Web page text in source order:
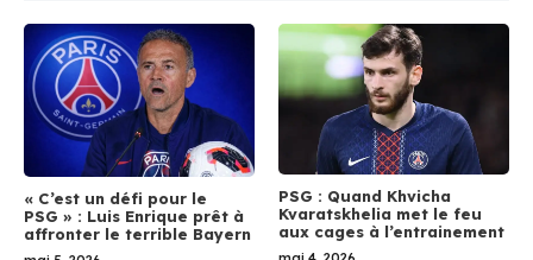
« C’est un défi pour le
PSG » : Luis Enrique prêt à
affronter le terrible Bayern
PSG : Quand Khvicha
Kvaratskhelia met le feu
aux cages à l’entrainement